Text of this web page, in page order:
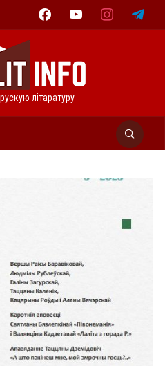
facebookyoutube instagramtelegram
літаратуру